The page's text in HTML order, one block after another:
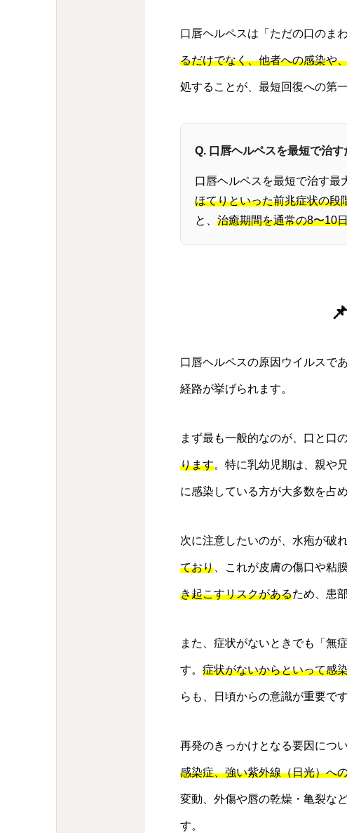
口唇ヘルペスは「ただの口のま
るだけでなく、他者への感染や
処することが、最短回復への第一
Q. 口唇ヘルペスを最短で治
口唇ヘルペスを最短で治す最
ほてりといった前兆症状の段
と、 治癒期間を通常の8〜10
口唇ヘルペスの原因ウイルスで
経路が挙げられます。
まず最も一般的なのが、口と口
ります。特に乳幼児期は、親や
に感染している方が大多数を占
次に注意したいのが、水疱が破
ており 、これが皮膚の傷口や粘
き起こすリスクがあるため、患
また、症状がないときでも「無
す。 症状がないからといって感
らも、日頃からの意識が重要です
再発のきっかけとなる要因につ
感染症、強い紫外線（日光）へ
変動、外傷や唇の乾燥・亀裂な
す。